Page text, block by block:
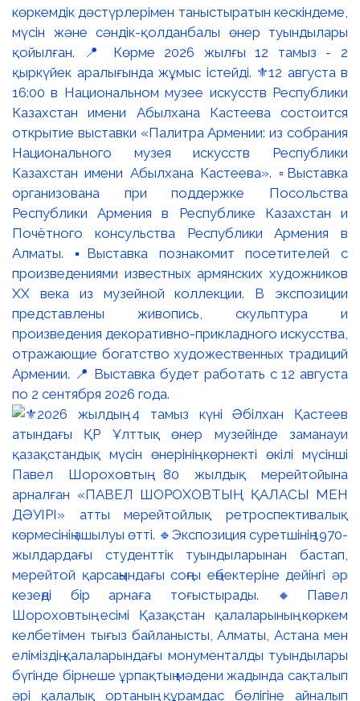
көркемдік дәстүрлерімен таныстыратын кескіндеме,
мүсін және сәндік-қолданбалы өнер туындылары
қойылған. 📍 Көрме 2026 жылғы 12 тамыз - 2
қыркүйек аралығында жұмыс істейді. ⚜️12 августа в
16:00 в Национальном музее искусств Республики
Казахстан имени Абылхана Кастеева состоится
открытие выставки «Палитра Армении: из собрания
Национального музея искусств Республики
Казахстан имени Абылхана Кастеева». ▫️Выставка
организована при поддержке Посольства
Республики Армения в Республике Казахстан и
Почётного консульства Республики Армения в
Алматы. ▪️Выставка познакомит посетителей с
произведениями известных армянских художников
XX века из музейной коллекции. В экспозиции
представлены живопись, скульптура и
произведения декоративно-прикладного искусства,
отражающие богатство художественных традиций
Армении. 📍 Выставка будет работать с 12 августа
по 2 сентября 2026 года.